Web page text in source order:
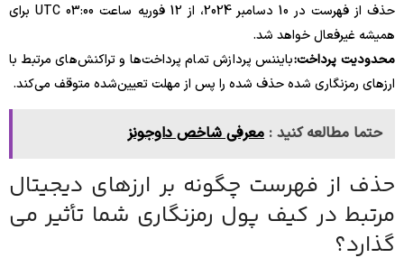
حذف از فهرست در 10 دسامبر 2024، از 12 فوریه ساعت 03:00 UTC برای
همیشه غیرفعال خواهد شد.
محدودیت پرداخت:بایننس پردازش تمام پرداخت‌ها و تراکنش‌های مرتبط با
ارزهای رمزنگاری شده حذف شده را پس از مهلت تعیین‌شده متوقف می‌کند.
حتما مطالعه کنید : معرفی شاخص داوجونز
حذف از فهرست چگونه بر ارزهای دیجیتال
مرتبط در کیف پول رمزنگاری شما تأثیر می
گذارد؟